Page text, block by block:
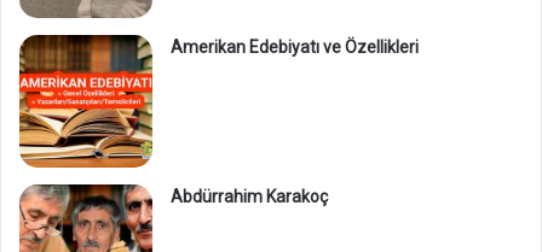
Amerikan Edebiyatı ve Özellikleri
Abdürrahim Karakoç